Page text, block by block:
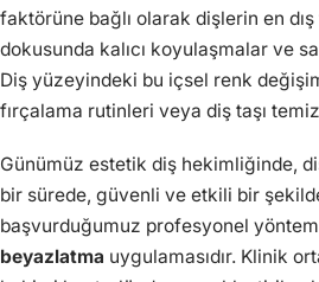
faktörüne bağlı olarak dişlerin en
dokusunda kalıcı koyulaşmalar ve
Diş yüzeyindeki bu içsel renk
fırçalama rutinleri veya diş taşı
Günümüz estetik diş hekimliğinde,
bir sürede, güvenli ve etkili bir
başvurduğumuz profesyonel yöntem
beyazlatma uygulamasıdır. Klinik